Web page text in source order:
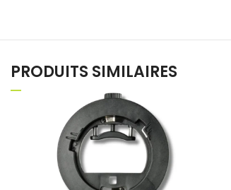
PRODUITS SIMILAIRES